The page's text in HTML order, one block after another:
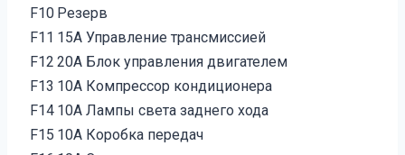
F10 Резерв
F11 15А Управление трансмиссией
F12 20А Блок управления двигателем
F13 10А Компрессор кондиционера
F14 10А Лампы света заднего хода
F15 10А Коробка передач